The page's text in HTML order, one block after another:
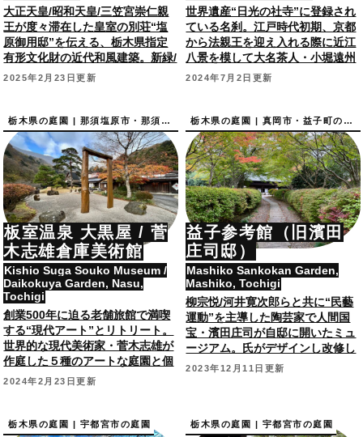
大正天皇/昭和天皇/三笠宮崇仁親
王が度々滞在した皇室の別荘“塩
原御用邸”を伝える、栃木県指定
有形文化財の近代和風建築。新緑/
紅葉の名所庭園も。
2025年2月23日更新
世界遺産“日光の社寺”に登録され
ている名刹。江戸時代初期、京都
から法親王を迎え入れる際に近江
八景を模して大名茶人・小堀遠州
が作庭と伝わる紅葉の美しい庭
2024年7月2日更新
栃木県の庭園 | 那須塩原市・那須町の庭園
板室温泉 大黒屋 / 菅
木志雄倉庫美術館
Kishio Suga Souko Museum /
Daikokuya Garden, Nasu,
Tochigi
創業500年に迫る老舗旅館で満喫
する“現代アート”とリトリート。
世界的な現代美術家・菅木志雄が
作庭した５種のアートな庭園と個
人美術館。
2024年2月23日更新
栃木県の庭園 | 真岡市・益子町の庭園
益子参考館（旧濱田
庄司邸）
Mashiko Sankokan Garden,
Mashiko, Tochigi
柳宗悦/河井寛次郎らと共に“民藝
運動”を主導した陶芸家で人間国
宝・濱田庄司が自邸に開いたミュ
ージアム。氏がデザインし改修し
た建築や自然にあふれたお庭も。
2023年12月11日更新
栃木県の庭園 | 宇都宮市の庭園 栃木県の庭園 | 宇都宮市の庭園